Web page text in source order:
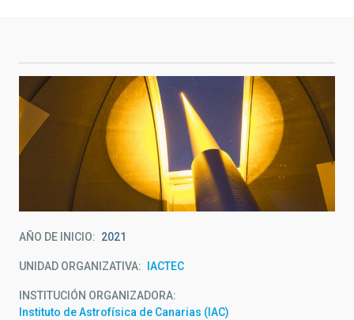
la
navegación
AÑO DE INICIO 2021
UNIDAD ORGANIZATIVA IACTEC
INSTITUCIÓN ORGANIZADORA
Instituto de Astrofísica de Canarias (IAC)